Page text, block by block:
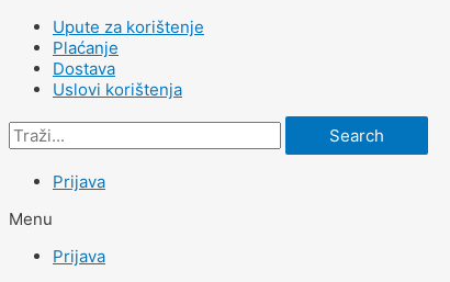
Upute za korištenje
Plaćanje
Dostava
Uslovi korištenja
Search
Prijava
Menu
Prijava